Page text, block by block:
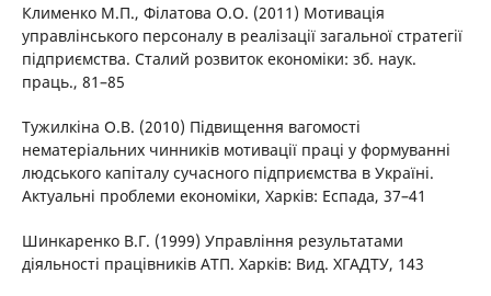
Клименко М.П., Філатова О.О. (2011) Мотивація
управлінського персоналу в реалізації загальної стратегії
підприємства. Сталий розвиток економіки: зб. наук.
праць., 81–85
Тужилкіна О.В. (2010) Підвищення вагомості
нематеріальних чинників мотивації праці у формуванні
людського капіталу сучасного підприємства в Україні.
Актуальні проблеми економіки, Харків: Еспада, 37–41
Шинкаренко В.Г. (1999) Управління результатами
діяльності працівників АТП. Харків: Вид. ХГАДТУ, 143